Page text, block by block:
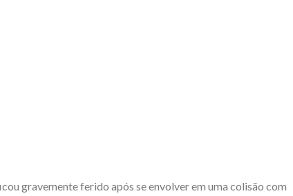
gravemente ferido após se envolver em uma colisão com